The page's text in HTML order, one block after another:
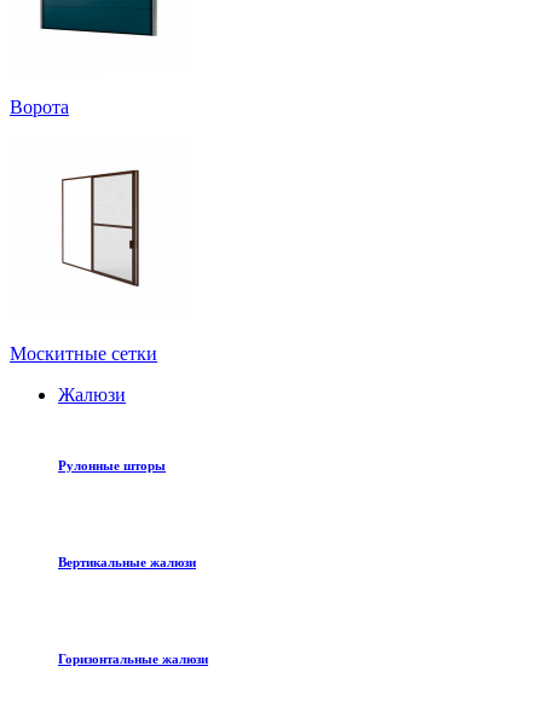
Ворота
Москитные сетки
Жалюзи
Рулонные шторы
Вертикальные жалюзи
Горизонтальные жалюзи